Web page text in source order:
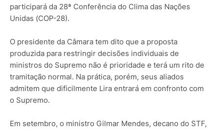
participará da 28ª Conferência do Clima das Nações
Unidas (COP-28).
O presidente da Câmara tem dito que a proposta
produzida para restringir decisões individuais de
ministros do Supremo não é prioridade e terá um rito de
tramitação normal. Na prática, porém, seus aliados
admitem que dificilmente Lira entrará em confronto com
o Supremo.
Em setembro, o ministro Gilmar Mendes, decano do STF,